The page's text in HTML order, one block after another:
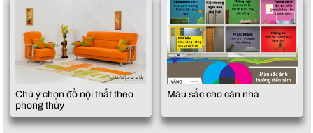
Chú ý chọn đồ nội thất theo
phong thủy
Màu sắc cho căn nhà